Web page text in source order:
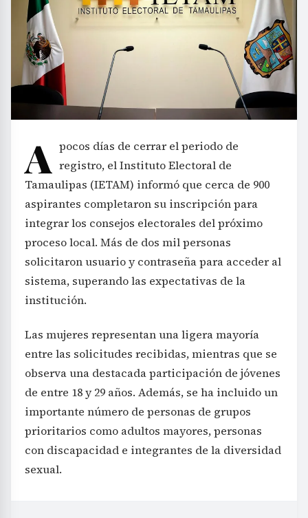
A pocos días de cerrar el periodo de
registro, el Instituto Electoral de
Tamaulipas (IETAM) informó que cerca de 900
aspirantes completaron su inscripción para
integrar los consejos electorales del próximo
proceso local. Más de dos mil personas
solicitaron usuario y contraseña para acceder al
sistema, superando las expectativas de la
institución.
Las mujeres representan una ligera mayoría
entre las solicitudes recibidas, mientras que se
observa una destacada participación de jóvenes
de entre 18 y 29 años. Además, se ha incluido un
importante número de personas de grupos
prioritarios como adultos mayores, personas
con discapacidad e integrantes de la diversidad
sexual.